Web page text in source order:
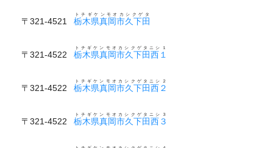
〒321-4521 栃木県真岡市久下田
トチギケンモオカシクゲタ
〒321-4522 栃木県真岡市久下田西１
トチギケンモオカシクゲタニシ１
〒321-4522 栃木県真岡市久下田西２
トチギケンモオカシクゲタニシ２
〒321-4522 栃木県真岡市久下田西３
トチギケンモオカシクゲタニシ３